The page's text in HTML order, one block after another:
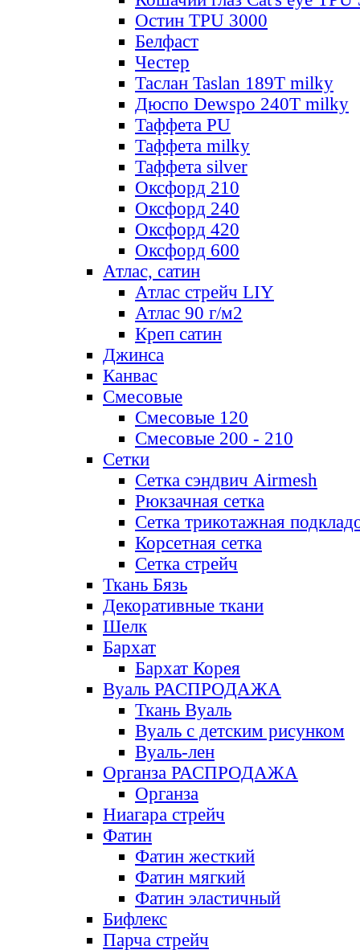
Остин TPU 3000
Белфаст
Честер
Таслан Taslan 189T milky
Дюспо Dewspo 240T milky
Таффета PU
Таффета milky
Таффета silver
Оксфорд 210
Оксфорд 240
Оксфорд 420
Оксфорд 600
Атлас, сатин
Атлас стрейч LIY
Атлас 90 г/м2
Креп сатин
Джинса
Канвас
Смесовые
Смесовые 120
Смесовые 200 - 210
Сетки
Сетка сэндвич Airmesh
Рюкзачная сетка
Сетка трикотажная
Корсетная сетка
Сетка стрейч
Ткань Бязь
Декоративные ткани
Шелк
Бархат
Бархат Корея
Вуаль РАСПРОДАЖА
Ткань Вуаль
Вуаль с детским рисунком
Вуаль-лен
Органза РАСПРОДАЖА
Органза
Ниагара стрейч
Фатин
Фатин жесткий
Фатин мягкий
Фатин элаcтичный
Бифлекс
Парча стрейч